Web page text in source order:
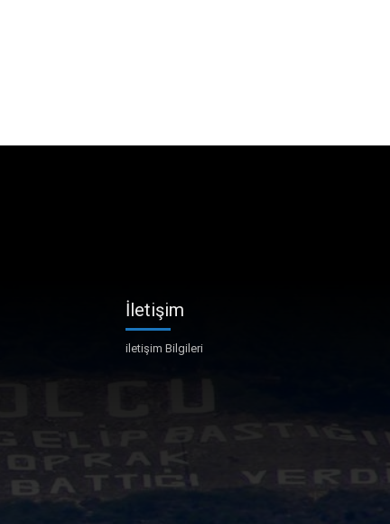
İletişim
iletişim Bilgileri